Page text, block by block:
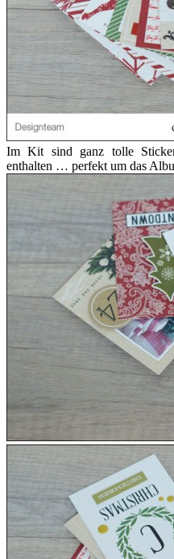
Im Kit sind ganz tolle
enthalten … perfekt um das